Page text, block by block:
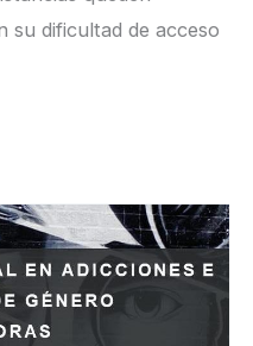
su dificultad de acceso